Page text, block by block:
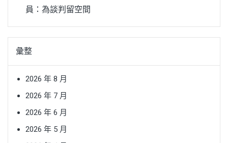
員：為談判留空間
彙整
2026 年 8 月
2026 年 7 月
2026 年 6 月
2026 年 5 月